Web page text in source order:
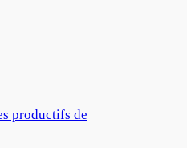
productifs de